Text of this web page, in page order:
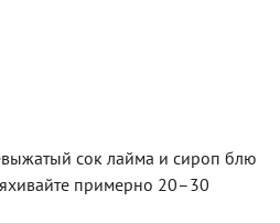
сок лайма и сироп блю
примерно 20–30